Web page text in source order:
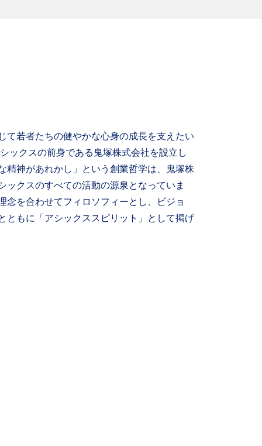
て若者たちの健やかな心身の成長を支えたい
ックスの前身である鬼塚株式会社を設立し
精神があれかし」という創業哲学は、鬼塚株
ックスのすべての活動の源泉となっていま
念を合わせてフィロソフィーとし、ビジョ
ともに「アシックススピリット」として掲げ